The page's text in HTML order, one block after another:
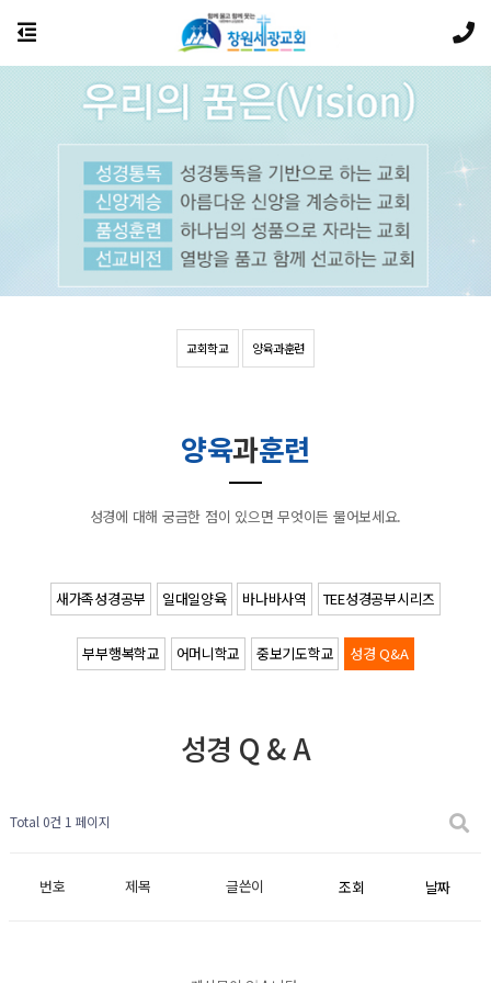
교회학교 양육과훈련
양육과훈련
성경에 대해 궁금한 점이 있으면 무엇이든 물어보세요.
새가족성경공부 일대일양육 바나바사역 TEE성경공부시리즈
부부행복학교 어머니학교 중보기도학교 성경 Q&A
성경 Q & A
Total 0건 1 페이지
번호 제목 글쓴이 조회 날짜